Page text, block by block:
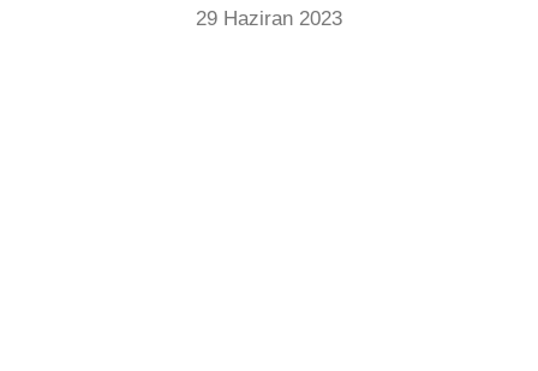
29 Haziran 2023